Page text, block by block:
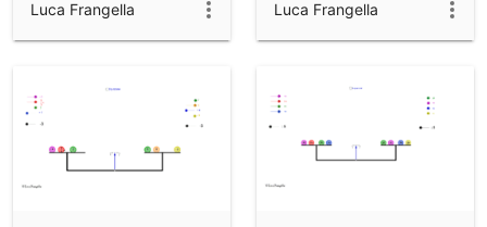
Luca Frangella Luca Frangella